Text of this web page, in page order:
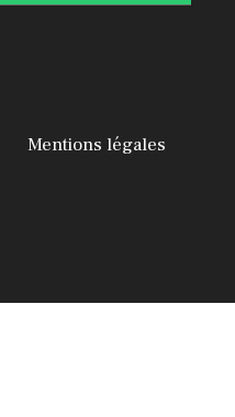
Mentions légales